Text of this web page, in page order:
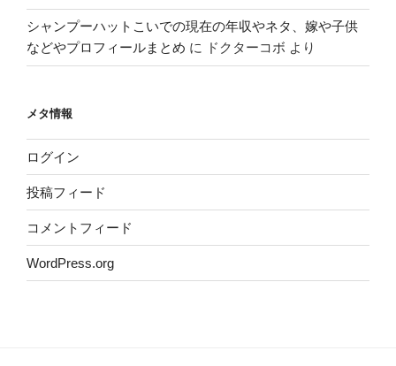
シャンプーハットこいでの現在の年収やネタ、嫁や子供
などやプロフィールまとめ に ドクターコボ より
メタ情報
ログイン
投稿フィード
コメントフィード
WordPress.org